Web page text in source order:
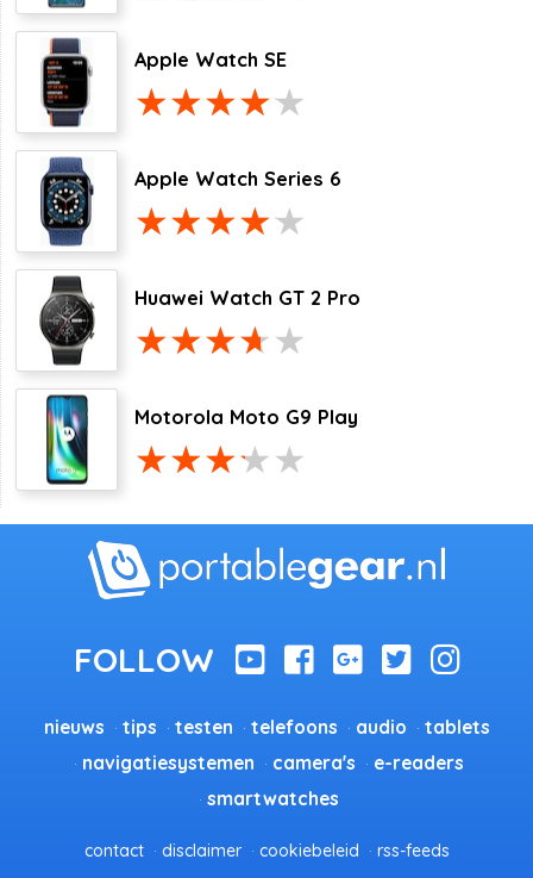
Apple Watch SE
Apple Watch Series 6
Huawei Watch GT 2 Pro
Motorola Moto G9 Play
nieuws tips testen telefoons audio
tablets
navigatiesystemen
camera's
e-readers
smartwatches
contact disclaimer cookiebeleid rss-feeds